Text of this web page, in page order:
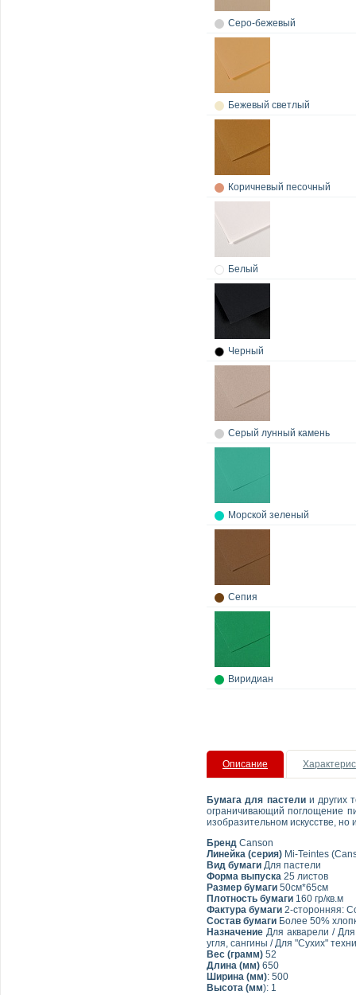
Серо-бежевый
Бежевый светлый
Коричневый песочный
Белый
Черный
Серый лунный камень
Морской зеленый
Сепия
Виридиан
Описание
Бумага для пастелии других
ограничивающий поглощение
изобразительном искусстве,
Бренд Canson
Линейка (серия) Mi-Teintes
Вид бумаги Для пастели
Форма выпуска 25 листов
Размер бумаги 50см*65см
Плотность бумаги 160 гр/кв.м
Фактура бумаги 2-сторонняя:
Состав бумаги Более 50%
Назначение Для акварели /
угля, сангины / Для "Сухих"
Вес (грамм) 52
Длина (мм) 650
Ширина (мм): 500
Высота (мм): 1